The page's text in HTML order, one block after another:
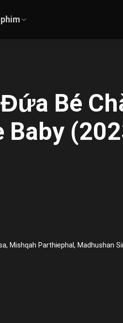
Bé
Baby
Mishqah Parthiephal, Madhushan